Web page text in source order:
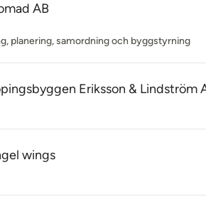
AB
planering, samordning och byggstyrning
Eriksson & Lindström
wings